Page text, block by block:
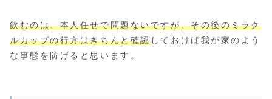
飲むのは、本人任せで問題ないですが、その後のミラク
ルカップの行方はきちんと確認しておけば我が家のよう
な事態を防げると思います。